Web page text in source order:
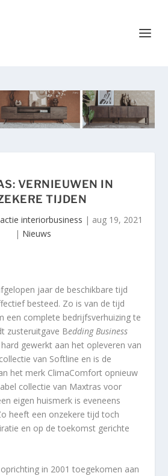
VERNIEUWEN IN
TIJDEN
interiorbusiness | aug 19, 2021
| Nieuws
jaar de beschikbare tijd
besteed. Zo is van de tijd
een complete bedrijfsverhuizing te
zusteruitgave Bedding Business
gewerkt aan het opleveren van
van Softline en is de
het merk ClimaComfort opnieuw
collectie van Maxtras voor
eigen huismerk is eveneens
heeft een onzekere tijd toch
en op de toekomst gerichte
in 2001 toegekomen aan